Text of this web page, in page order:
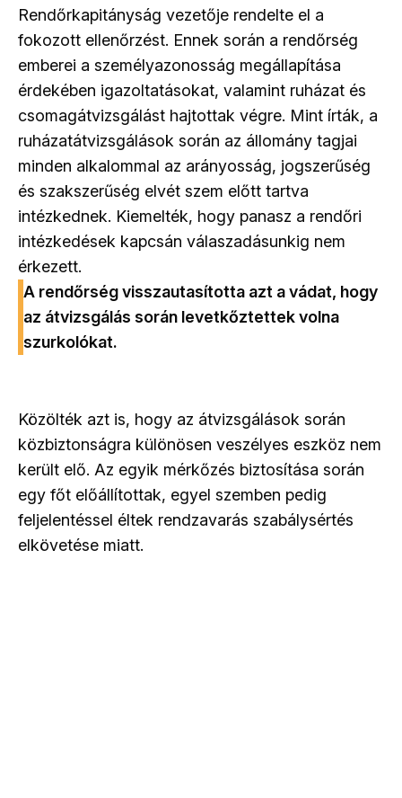
Rendőrkapitányság vezetője rendelte el a
fokozott ellenőrzést. Ennek során a rendőrség
emberei a személyazonosság megállapítása
érdekében igazoltatásokat, valamint ruházat és
csomagátvizsgálást hajtottak végre. Mint írták, a
ruházatátvizsgálások során az állomány tagjai
minden alkalommal az arányosság, jogszerűség
és szakszerűség elvét szem előtt tartva
intézkednek. Kiemelték, hogy panasz a rendőri
intézkedések kapcsán válaszadásunkig nem
érkezett.
A rendőrség visszautasította azt a vádat, hogy
az átvizsgálás során levetkőztettek volna
szurkolókat.
Közölték azt is, hogy az átvizsgálások során
közbiztonságra különösen veszélyes eszköz nem
került elő. Az egyik mérkőzés biztosítása során
egy főt előállítottak, egyel szemben pedig
feljelentéssel éltek rendzavarás szabálysértés
elkövetése miatt.